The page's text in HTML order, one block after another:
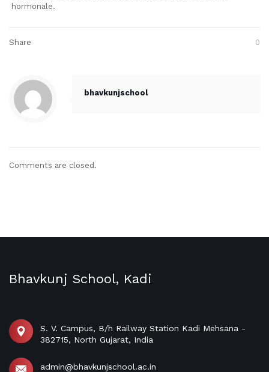
hormonale.
Share 0
bhavkunjschool
Comments are closed.
Bhavkunj School, Kadi
S. V. Campus, B/h Railway Station Kadi Mehsana -
382715, North Gujarat, India
admin@bhavkunjschool.ac.in